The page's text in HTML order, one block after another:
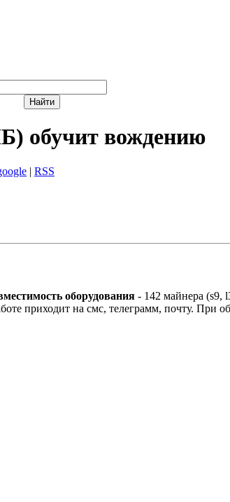
обучит вождению
| RSS
оборудования - 142 майнера (s9,
приходит на смс, телеграмм, почту. При